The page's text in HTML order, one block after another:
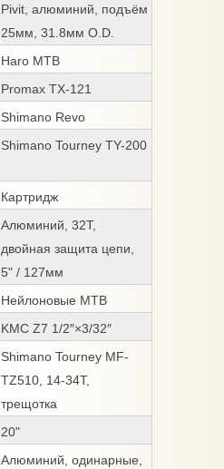
Pivit, алюминий, подъём
25мм, 31.8мм O.D.
Haro MTB
Promax TX-121
Shimano Revo
Shimano Tourney TY-200
Картридж
Алюминий, 32T,
двойная защита цепи,
5" / 127мм
Нейлоновые MTB
KMC Z7 1/2″×3/32″
Shimano Tourney MF-
TZ510, 14-34T,
трещотка
20"
Алюминий, одинарные,